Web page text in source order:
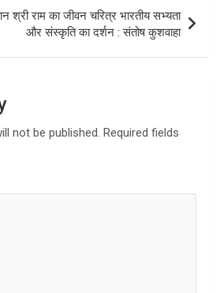
श्री राम का जीवन चरित्र भारतीय सभ्यता
और संस्कृति का दर्शन : संतोष कुशवाहा
not be published. Required fields